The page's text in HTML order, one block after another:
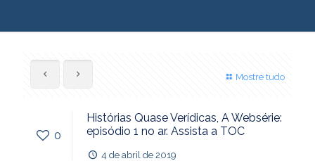
Mostre tudo
0
Histórias Quase Verídicas, A Websérie:
episódio 1 no ar. Assista a TOC
4 de abril de 2019